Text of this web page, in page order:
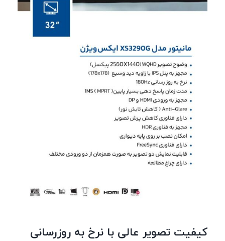
کیفیت تصویر عالی با نرخ به روزرسانی